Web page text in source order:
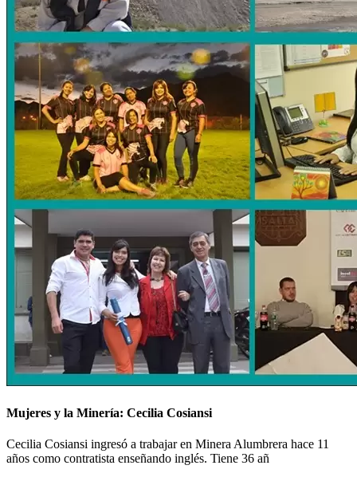
Mujeres y la Minería: Cecilia Cosiansi
Cecilia Cosiansi ingresó a trabajar en Minera Alumbrera hace 11
años como contratista enseñando inglés. Tiene 36 añ